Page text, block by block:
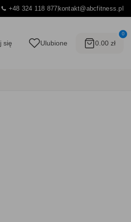
+48 324 118 877kontakt@abcfitness.pl
się Ulubione
0
0.00 zł